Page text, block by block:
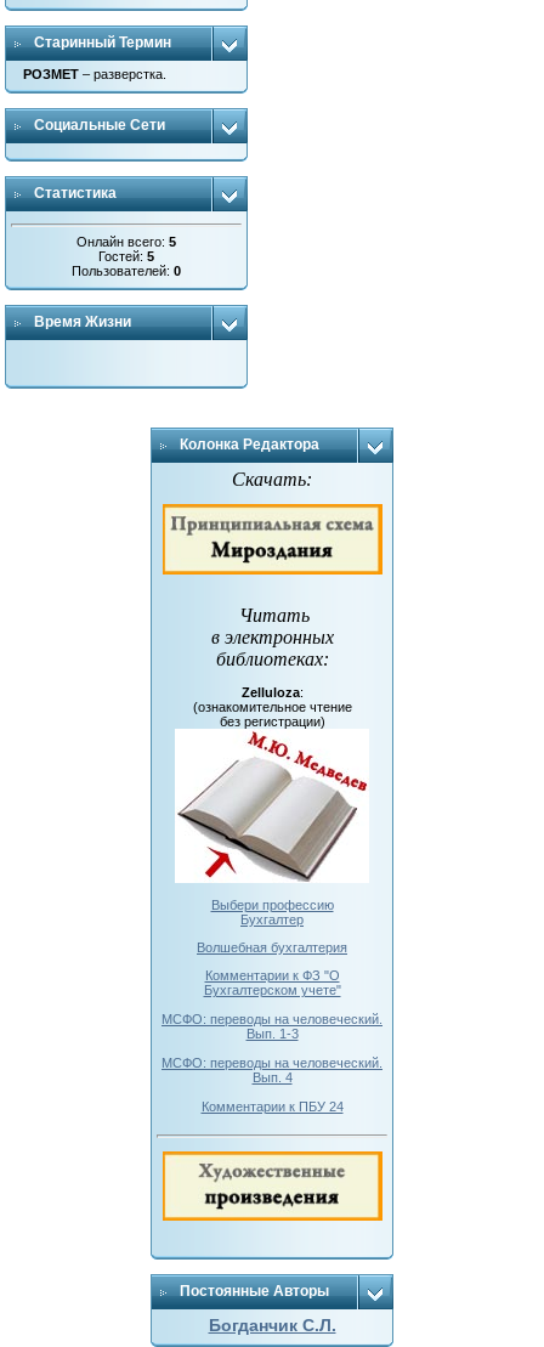
Старинный Термин
РОЗМЕТ – разверстка.
Социальные Сети
Статистика
Онлайн всего:5
Гостей:5
Пользователей:0
Время Жизни
Колонка Редактора
Скачать:
Читать
в электронных
библиотеках:
Zelluloza:
(ознакомительное чтение
без регистрации)
Выбери профессию
Бухгалтер
Волшебная бухгалтерия
Комментарии к ФЗ "О
Бухгалтерском учете"
МСФО: переводы на человеческий.
Вып. 1-3
МСФО: переводы на человеческий.
Вып. 4
Комментарии к ПБУ 24
Постоянные Авторы
Богданчик С.Л.